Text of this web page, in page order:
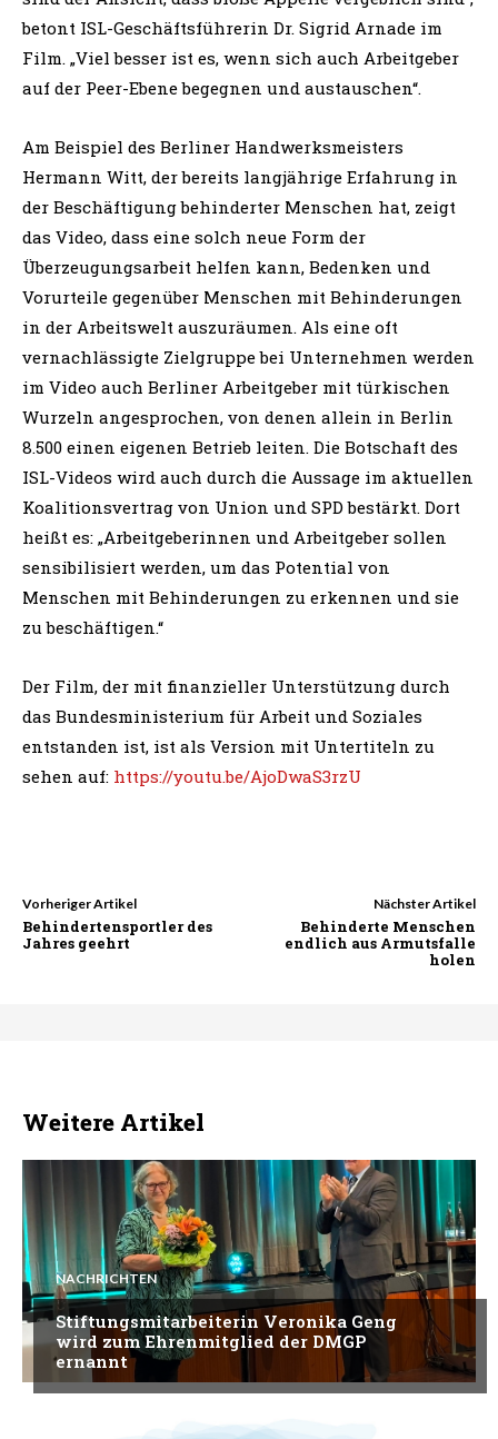
betont ISL-Geschäftsführerin Dr. Sigrid Arnade im
Film. „Viel besser ist es, wenn sich auch Arbeitgeber
auf der Peer-Ebene begegnen und austauschen“.
Am Beispiel des Berliner Handwerksmeisters
Hermann Witt, der bereits langjährige Erfahrung in
der Beschäftigung behinderter Menschen hat, zeigt
das Video, dass eine solch neue Form der
Überzeugungsarbeit helfen kann, Bedenken und
Vorurteile gegenüber Menschen mit Behinderungen
in der Arbeitswelt auszuräumen. Als eine oft
vernachlässigte Zielgruppe bei Unternehmen werden
im Video auch Berliner Arbeitgeber mit türkischen
Wurzeln angesprochen, von denen allein in Berlin
8.500 einen eigenen Betrieb leiten. Die Botschaft des
ISL-Videos wird auch durch die Aussage im aktuellen
Koalitionsvertrag von Union und SPD bestärkt. Dort
heißt es: „Arbeitgeberinnen und Arbeitgeber sollen
sensibilisiert werden, um das Potential von
Menschen mit Behinderungen zu erkennen und sie
zu beschäftigen.“
Der Film, der mit finanzieller Unterstützung durch
das Bundesministerium für Arbeit und Soziales
entstanden ist, ist als Version mit Untertiteln zu
sehen auf: https://youtu.be/AjoDwaS3rzU
Vorheriger Artikel
Behindertensportler des
Jahres geehrt
Nächster Artikel
Behinderte Menschen
endlich aus Armutsfalle
holen
Weitere Artikel
NACHRICHTEN
Stiftungsmitarbeiterin Veronika Geng
wird zum Ehrenmitglied der DMGP
ernannt